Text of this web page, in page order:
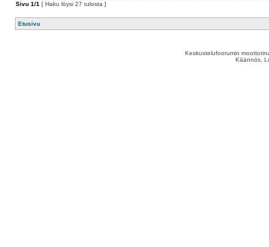
Sivu 1/1 [ Haku löysi 27 tulosta ]
Etusivu
Keskustelufoorumin
Käännös,